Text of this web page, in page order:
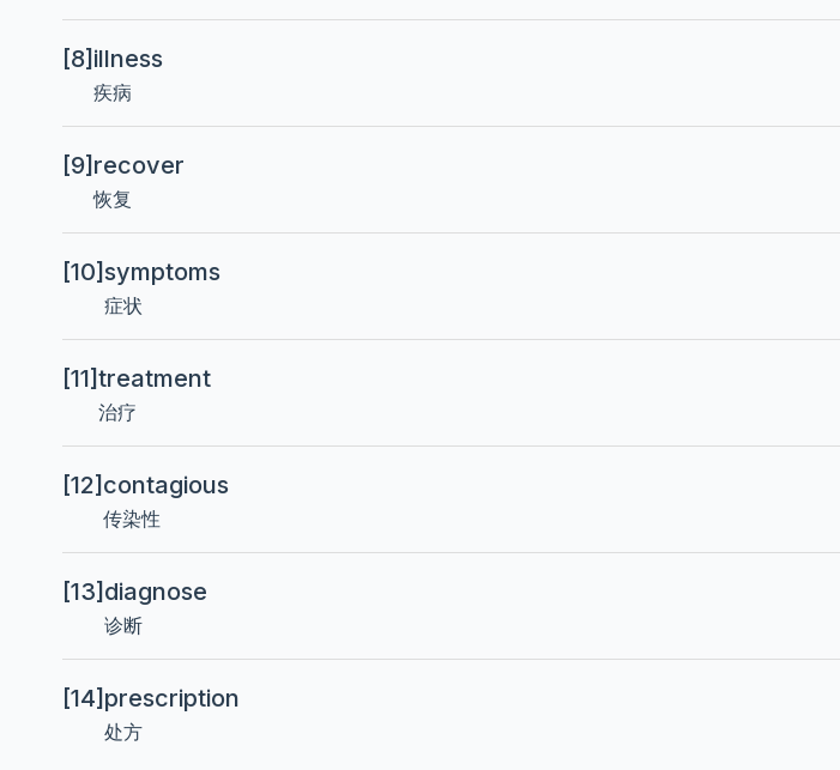
[8] illness
疾病
[9] recover
恢复
[10]symptoms
症状
[11]treatment
治疗
[12] contagious
传染性
[13] diagnose
诊断
[14] prescription
处方